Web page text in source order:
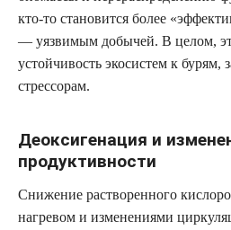
кто-то становится более
— уязвимым добычей. В целом,
устойчивость экосистем к бурям,
стрессорам.
Деоксигенация и
продуктивности
Снижение растворенного
нагревом и изменениями